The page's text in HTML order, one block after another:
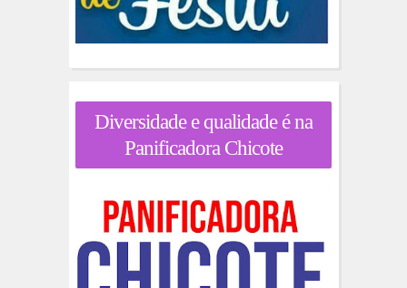
Diversidade e qualidade é na
Panificadora Chicote